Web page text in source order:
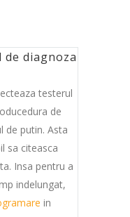
de diagnoza
testerul
de
de putin. Asta
sa citeasca
Insa pentru a
indelungat,
in